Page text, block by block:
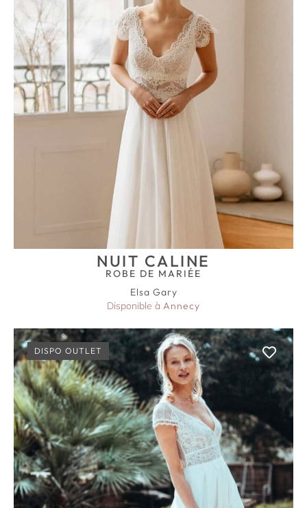
NUIT CALINE
ROBE DE MARIÉE
Elsa Gary
Disponible à Annecy
DISPO OUTLET